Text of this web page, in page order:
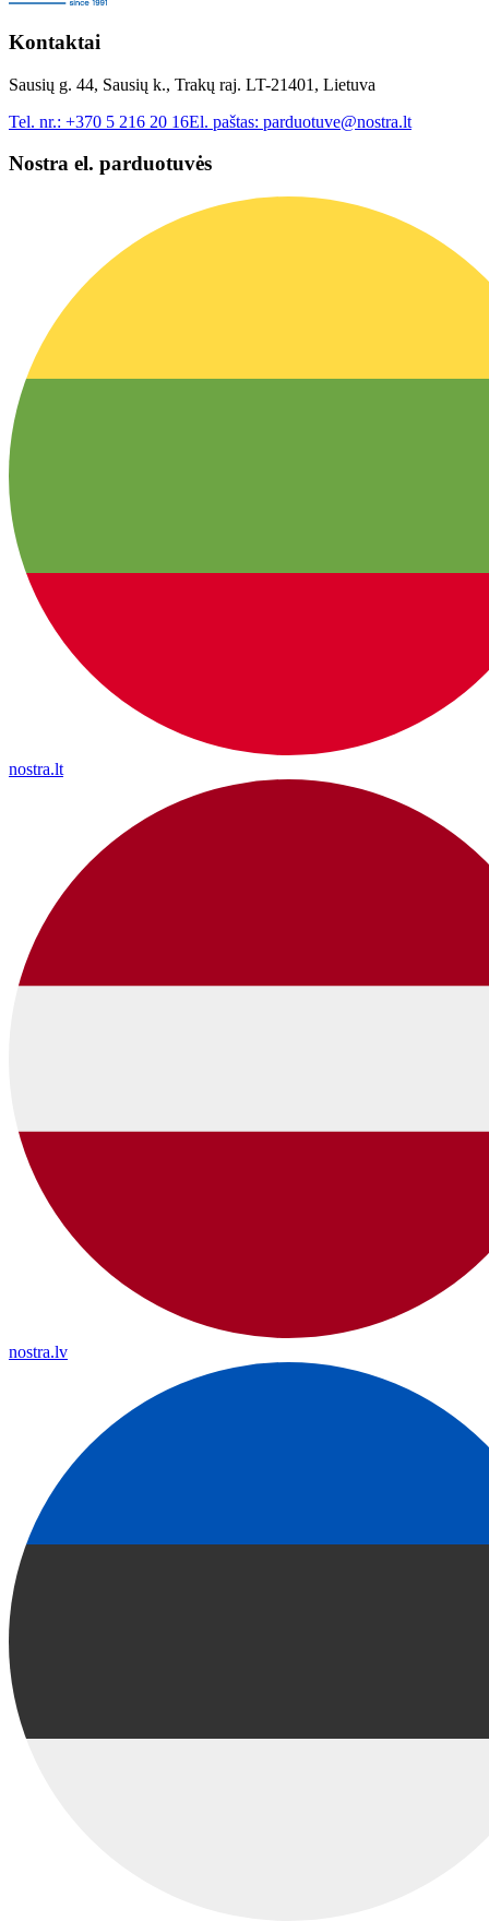
Kontaktai
Sausių g. 44, Sausių k., Trakų raj. LT-21401, Lietuva
Tel. nr.: +370 5 216 20 16El. paštas: parduotuve@nostra.lt
Nostra el. parduotuvės
nostra.lt
nostra.lv